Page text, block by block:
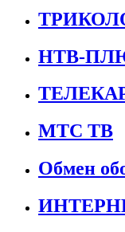
НТВ-
МТС ТВ
Обмен